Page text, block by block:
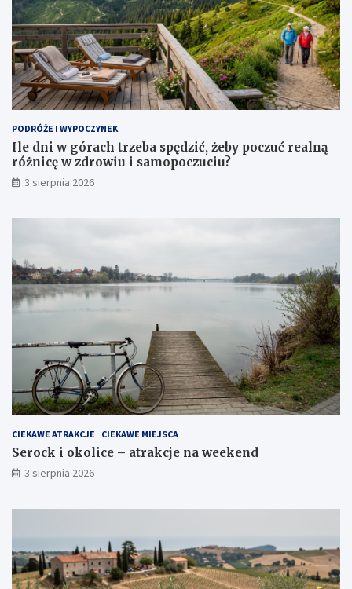
PODRÓŻE I WYPOCZYNEK
Ile dni w górach trzeba spędzić, żeby poczuć realną
różnicę w zdrowiu i samopoczuciu?
3 sierpnia 2026
CIEKAWE ATRAKCJE CIEKAWE MIEJSCA
Serock i okolice – atrakcje na weekend
3 sierpnia 2026